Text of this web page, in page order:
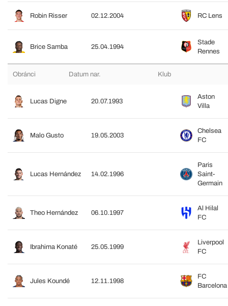
Robin Risser 02.12.2004 RC Lens
Brice Samba 25.04.1994
Stade
Rennes
Obránci Datum nar. Klub
Lucas Digne 20.07.1993
Aston
Villa
Malo Gusto 19.05.2003
Chelsea
FC
Lucas Hernández 14.02.1996
Paris
Saint-
Germain
Theo Hernández 06.10.1997
Al Hilal
FC
Ibrahima Konaté 25.05.1999
Liverpool
FC
Jules Koundé 12.11.1998
FC
Barcelona